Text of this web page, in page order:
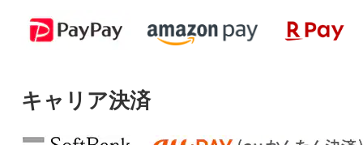
キャリア決済